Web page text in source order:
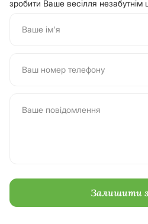
зробити Ваше весілля